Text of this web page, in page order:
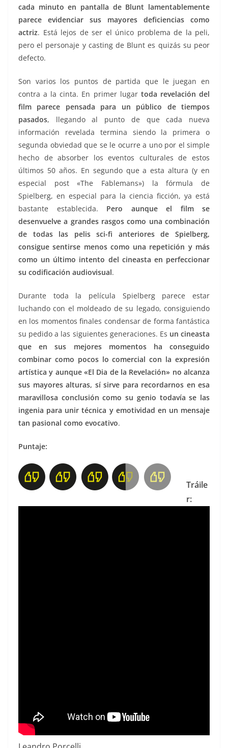
cada minuto en pantalla de Blunt lamentablemente
parece evidenciar sus mayores deficiencias como
actriz. Está lejos de ser el único problema de la peli,
pero el personaje y casting de Blunt es quizás su peor
defecto.
Son varios los puntos de partida que le juegan en
contra a la cinta. En primer lugartoda revelación del
film parece pensada para un público de tiempos
pasados, llegando al punto de que cada nueva
información revelada termina siendo la primera o
segunda obviedad que se le ocurre a uno por el simple
hecho de absorber los eventos culturales de estos
últimos 50 años. En segundo que a esta altura (y en
especial post «The Fablemans») la fórmula de
Spielberg, en especial para la ciencia ficción, ya está
bastante establecida. Pero aunque el film se
desenvuelve a grandes rasgos como una combinación
de todas las pelis sci-fi anteriores de Spielberg,
consigue sentirse menos como una repetición y más
como un último intento del cineasta en perfeccionar
su codificación audiovisual.
Durante toda la película Spielberg parece estar
luchando con el moldeado de su legado, consiguiendo
en los momentos finales condensar de forma fantástica
su pedido a las siguientes generaciones. Es un cineasta
que en sus mejores momentos ha conseguido
combinar como pocos lo comercial con la expresión
artística y aunque «El Dia de la Revelación» no alcanza
sus mayores alturas, sí sirve para recordarnos en esa
maravillosa conclusión como su genio todavía se las
ingenia para unir técnica y emotividad en un mensaje
tan pasional como evocativo.
Puntaje:
Tráile
r: